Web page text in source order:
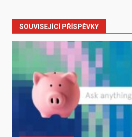
SOUVISEJÍCÍ PŘÍSPĚVKY